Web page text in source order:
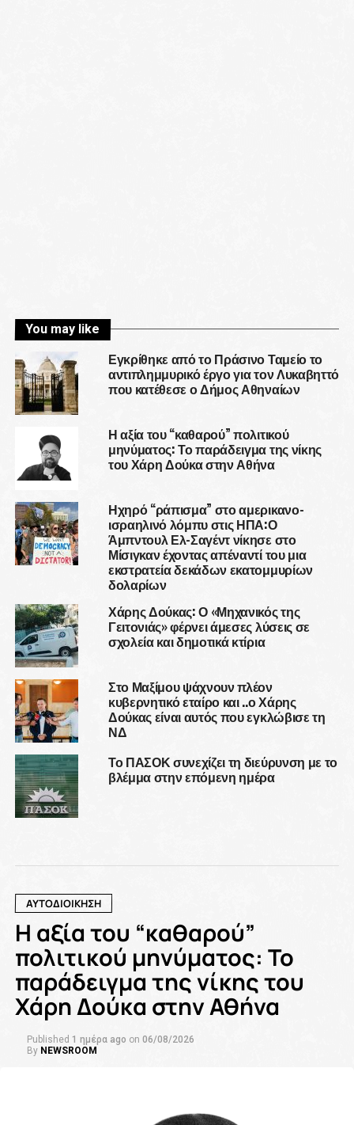
You may like
Εγκρίθηκε από το Πράσινο Ταμείο το
αντιπλημμυρικό έργο για τον Λυκαβηττό
που κατέθεσε ο Δήμος Αθηναίων
Η αξία του “καθαρού” πολιτικού
μηνύματος: Το παράδειγμα της νίκης
του Χάρη Δούκα στην Αθήνα
Ηχηρό “ράπισμα” στο αμερικανο-
ισραηλινό λόμπυ στις ΗΠΑ:Ο
Άμπντουλ Ελ-Σαγέντ νίκησε στο
Μίσιγκαν έχοντας απέναντί του μια
εκστρατεία δεκάδων εκατομμυρίων
δολαρίων
Χάρης Δούκας: Ο «Μηχανικός της
Γειτονιάς» φέρνει άμεσες λύσεις σε
σχολεία και δημοτικά κτίρια
Στο Μαξίμου ψάχνουν πλέον
κυβερνητικό εταίρο και ..ο Χάρης
Δούκας είναι αυτός που εγκλώβισε τη
ΝΔ
Το ΠΑΣΟΚ συνεχίζει τη διεύρυνση με το
βλέμμα στην επόμενη ημέρα
ΑΥΤΟΔΙΟΙΚΗΣΗ
Η αξία του “καθαρού”
πολιτικού μηνύματος: Το
παράδειγμα της νίκης του
Χάρη Δούκα στην Αθήνα
Published 1 ημέρα ago on 06/08/2026
By NEWSROOM